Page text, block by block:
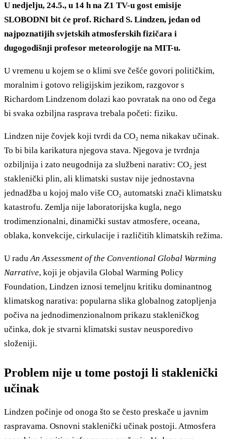
U nedjelju, 24.5., u 14 h na Z1 TV-u gost emisije
SLOBODNI bit će prof. Richard S. Lindzen, jedan od
najpoznatijih svjetskih atmosferskih fizičara i
dugogodišnji profesor meteorologije na MIT-u.
U vremenu u kojem se o klimi sve češće govori političkim,
moralnim i gotovo religijskim jezikom, razgovor s
Richardom Lindzenom dolazi kao povratak na ono od čega
bi svaka ozbiljna rasprava trebala početi: fiziku.
Lindzen nije čovjek koji tvrdi da CO₂ nema nikakav učinak.
To bi bila karikatura njegova stava. Njegova je tvrdnja
ozbiljnija i zato neugodnija za službeni narativ: CO₂ jest
staklenički plin, ali klimatski sustav nije jednostavna
jednadžba u kojoj malo više CO₂ automatski znači klimatsku
katastrofu. Zemlja nije laboratorijska kugla, nego
trodimenzionalni, dinamički sustav atmosfere, oceana,
oblaka, konvekcije, cirkulacije i različitih klimatskih režima.
U raduAn Assessment of the Conventional Global Warming
Narrative, koji je objavila Global Warming Policy
Foundation, Lindzen iznosi temeljnu kritiku dominantnog
klimatskog narativa: popularna slika globalnog zatopljenja
počiva na jednodimenzionalnom prikazu stakleničkog
učinka, dok je stvarni klimatski sustav neusporedivo
složeniji.
Problem nije u tome postoji li staklenički
učinak
Lindzen počinje od onoga što se često preskače u javnim
raspravama. Osnovni staklenički učinak postoji. Atmosfera